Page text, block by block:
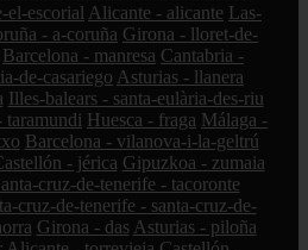
el-escorial Alicante - alicante Las-
- a-coruña Girona - lloret-de-
Barcelona - manresa Cantabria -
de-casariego Asturias - llanera
Illes-balears - santa-eulària-des-riu
taramundi Huesca - fraga Málaga -
Barcelona - vilanova-i-la-geltrú
- jérica Gipuzkoa - zumaia
cruz-de-tenerife - tacoronte
cruz-de-tenerife - santa-cruz-de-
Girona - das Asturias - piloña